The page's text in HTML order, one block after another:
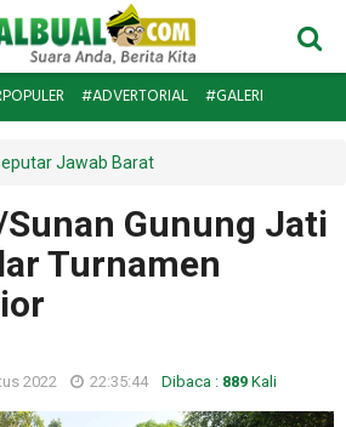
#ADVERTORIAL #GALERI
Jawab Barat
Gunung Jati
Turnamen
2022 22:35:44 Dibaca : 889 Kali